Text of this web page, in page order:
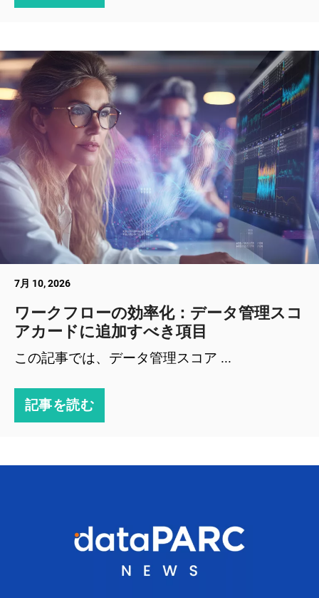
7月 10, 2026
ワークフローの効率化：データ管理スコ
アカードに追加すべき項目
この記事では、データ管理スコア ...
記事を読む